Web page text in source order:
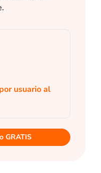
usuario al
GRATIS